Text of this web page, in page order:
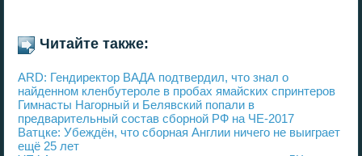
Читайте также:
ARD: Гендиректор ВАДА подтвердил, что знал о
найденном кленбутероле в пробах ямайских спринтеров
Гимнасты Нагорный и Белявский попали в
предварительный состав сборной РФ на ЧЕ-2017
Ватцке: Убеждён, что сборная Англии ничего не выиграет
ещё 25 лет